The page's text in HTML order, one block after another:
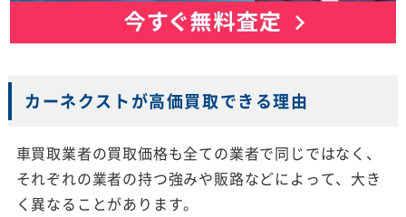
カーネクストが高価買取できる理由
車買取業者の買取価格も全ての業者で同じではなく、
それぞれの業者の持つ強みや販路などによって、大き
く異なることがあります。